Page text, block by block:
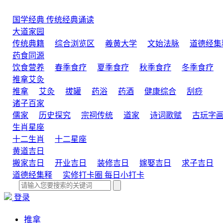
国学经典 传统经典诵读
大道家园
传统典籍
综合浏览区 羲黄大学 文始法脉
道德经集
药食同源
饮食营养
春季食疗 夏季食疗 秋季食疗 冬季食疗
推拿艾灸
推拿
艾灸 拔罐 药浴 药酒 健康综合
刮痧
诸子百家
儒家
历史探究 宗祠传统 道家 诗词歌赋 古玩字画
生肖星座
十二生肖
十二星座
黄道吉日
搬家吉日
开业吉日 装修吉日 嫁娶吉日
求子吉日
道德经集释
实修打卡圈 每日小打卡
登录
推拿